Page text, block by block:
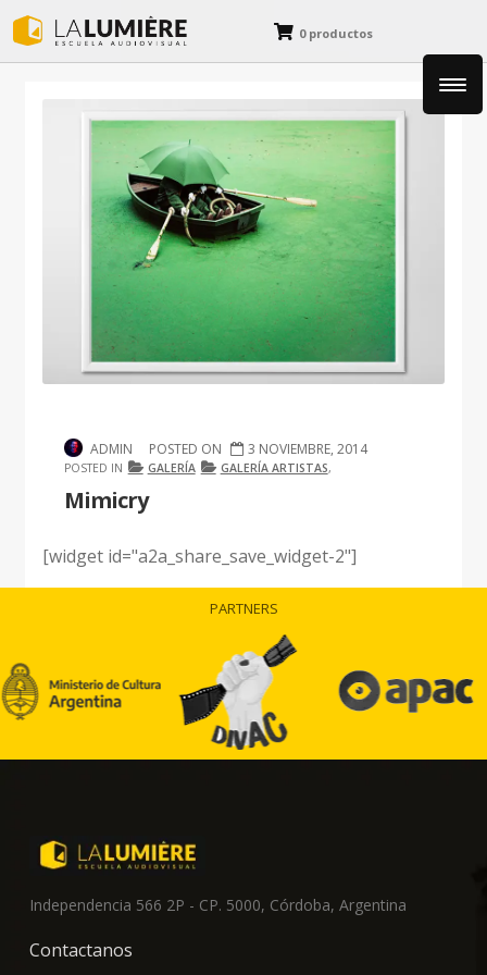
Fotografía
Cine y Animación
Diseño y Dibujo
Blog
0 productos
ADMIN POSTED ON 3 NOVIEMBRE, 2014
POSTED IN GALERÍA ,
GALERÍA ARTISTAS
Mimicry
[widget id="a2a_share_save_widget-2"]
PARTNERS
Independencia 566 2P - CP. 5000, Córdoba, Argentina
Contactanos